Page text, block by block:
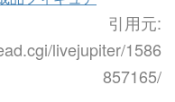
引用元:
livejupiter/1586
857165/